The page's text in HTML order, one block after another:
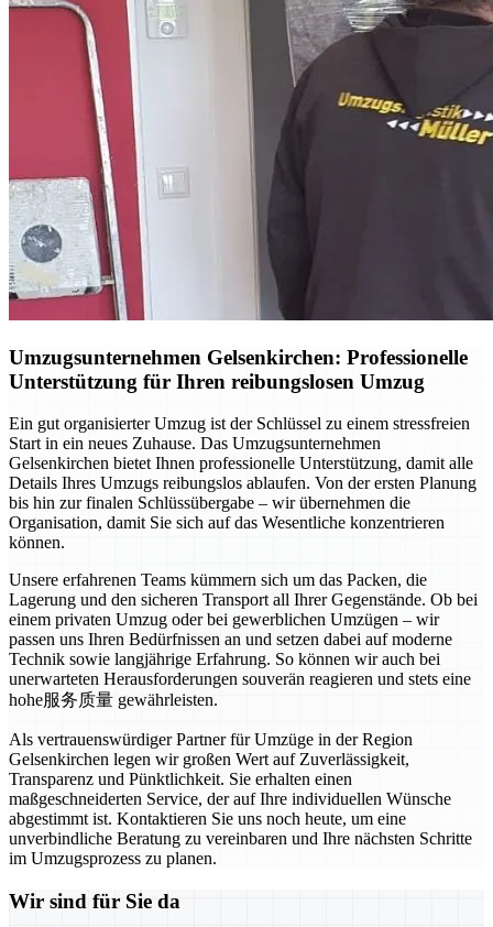
Umzugsunternehmen Gelsenkirchen: Professionelle
Unterstützung für Ihren reibungslosen Umzug
Ein gut organisierter Umzug ist der Schlüssel zu einem stressfreien
Start in ein neues Zuhause. Das Umzugsunternehmen
Gelsenkirchen bietet Ihnen professionelle Unterstützung, damit alle
Details Ihres Umzugs reibungslos ablaufen. Von der ersten Planung
bis hin zur finalen Schlüssübergabe – wir übernehmen die
Organisation, damit Sie sich auf das Wesentliche konzentrieren
können.
Unsere erfahrenen Teams kümmern sich um das Packen, die
Lagerung und den sicheren Transport all Ihrer Gegenstände. Ob bei
einem privaten Umzug oder bei gewerblichen Umzügen – wir
passen uns Ihren Bedürfnissen an und setzen dabei auf moderne
Technik sowie langjährige Erfahrung. So können wir auch bei
unerwarteten Herausforderungen souverän reagieren und stets eine
hohe服务质量 gewährleisten.
Als vertrauenswürdiger Partner für Umzüge in der Region
Gelsenkirchen legen wir großen Wert auf Zuverlässigkeit,
Transparenz und Pünktlichkeit. Sie erhalten einen
maßgeschneiderten Service, der auf Ihre individuellen Wünsche
abgestimmt ist. Kontaktieren Sie uns noch heute, um eine
unverbindliche Beratung zu vereinbaren und Ihre nächsten Schritte
im Umzugsprozess zu planen.
Wir sind für Sie da